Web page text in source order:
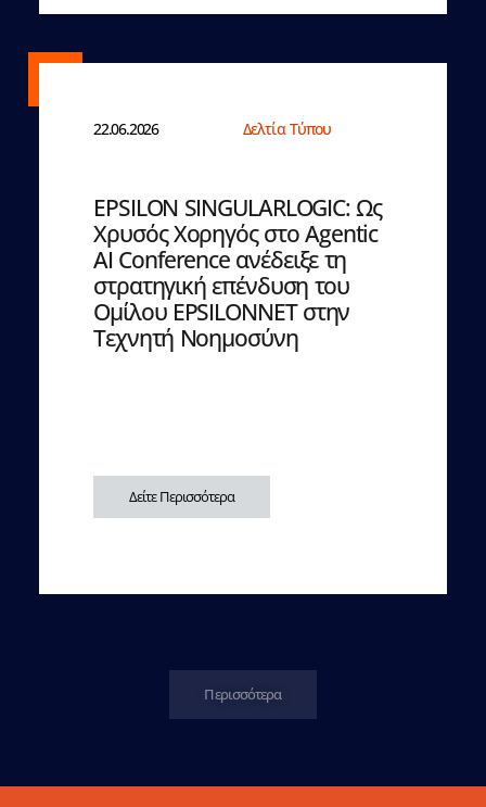
22.06.2026 Δελτία Τύπου
EPSILON SINGULARLOGIC: Ως
Χρυσός Χορηγός στο Agentic
AI Conference ανέδειξε τη
στρατηγική επένδυση του
Ομίλου EPSILONNET στην
Τεχνητή Νοημοσύνη
Δείτε Περισσότερα
Περισσότερα